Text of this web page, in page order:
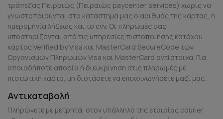
τράπεζας Πειραιώς (Πειραιώς paycenter services) χωρίς να
γνωστοποιούνται στο κατάστημα μας ο αριθμός της κάρτας, η
ημερομηνία λήξεως και το cvv. Οι πληρωμές σας
υποστηρίζονται από τις υπηρεσίες πιστοποίησης κατόχου
κάρτας Verified by Visa και MasterCard SecureCode των
Οργανισμών Πληρωμών Visa και MasterCard αντίστοιχα. Για
οποιαδήποτε απορία ή διευκρίνηση στις πληρωμές με
πιστωτική κάρτα, μη διστάσετε να επικοινωνήσετε μαζί μας.
Αντικαταβολή
Πληρώνετε με μετρητά, στον υπάλληλο της εταιρίας courier